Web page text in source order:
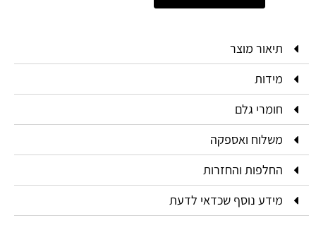
תיאור מוצר
מידות
חומרי גלם
משלוח ואספקה
החלפות והחזרות
מידע נוסף שכדאי לדעת